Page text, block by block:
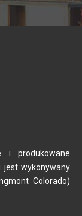
i produkowane
jest wykonywany
Colorado)